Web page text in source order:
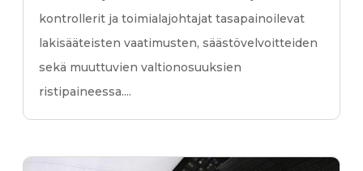
kontrollerit ja toimialajohtajat tasapainoilevat
lakisääteisten vaatimusten, säästövelvoitteiden
sekä muuttuvien valtionosuuksien
ristipaineessa....